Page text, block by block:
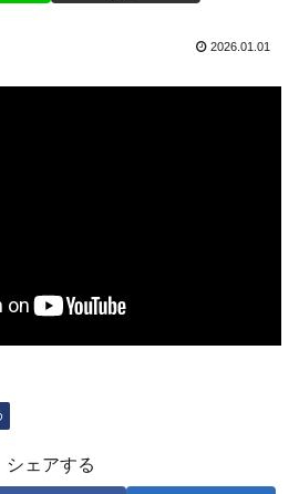
2026.01.01
シェアする